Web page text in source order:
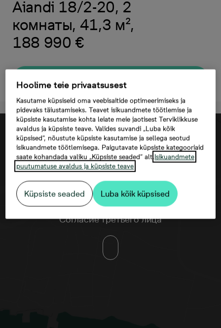
Aiandi 18/2-20, 2
комнаты, 41,3 м²,
188 990 €
Oставить контактную информацию
Согласие третьего лица
Hoolime teie privaatsusest
Kasutame küpsiseid oma veebisaitide optimeerimiseks ja
pidevaks täiustamiseks. Teavet isikuandmete töötlemise ja
küpsiste kasutamise kohta leiate meie jaotisest Terviklikkuse
avaldus ja küpsiste teave. Valides suvandi „Luba kõik
küpsised“, nõustute küpsiste kasutamise ja sellega seotud
isikuandmete töötlemisega. Paigutavate küpsiste kategooriaid
saate kohandada valiku „Küpsiste seaded“ alt.Isikuandmete
puutumatuse avaldus ja küpsiste teave
Küpsiste seaded Luba kõik küpsised